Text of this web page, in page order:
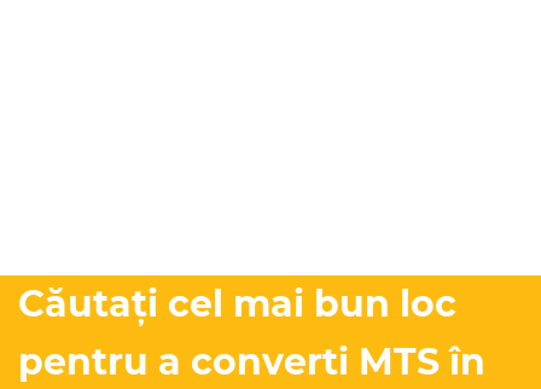
Căutați cel mai bun loc
pentru a converti MTS în